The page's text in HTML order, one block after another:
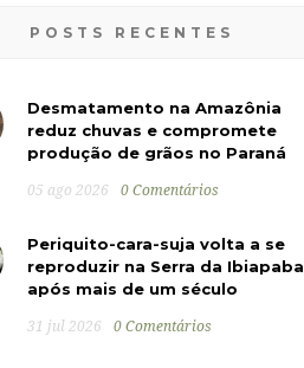
POSTS RECENTES
Desmatamento na Amazônia
reduz chuvas e compromete
produção de grãos no Paraná
05 ago 2026 0 Comentários
Periquito-cara-suja volta a se
reproduzir na Serra da Ibiapaba
após mais de um século
31 jul 2026 0 Comentários